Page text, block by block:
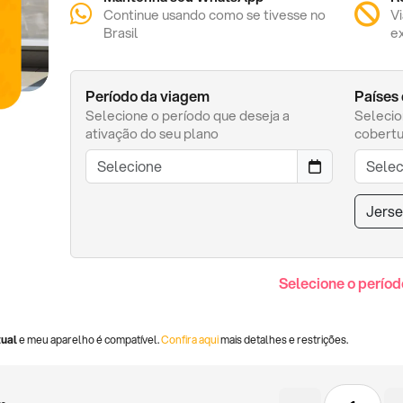
Continue usando como se tivesse no
Brasil
Período da viagem
Selecione o período que deseja a
ativação do seu plano
Selecione o
e meu aparelho é compatível.Confira aquimais detalhes e restrições.
Chip